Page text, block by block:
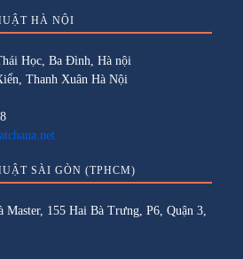
HÀ NỘI
Học, Ba Đình, Hà nội
Thanh Xuân Hà Nội
SÀI GÒN (TPHCM)
Master, 155 Hai Bà Trưng, P6, Quận 3,